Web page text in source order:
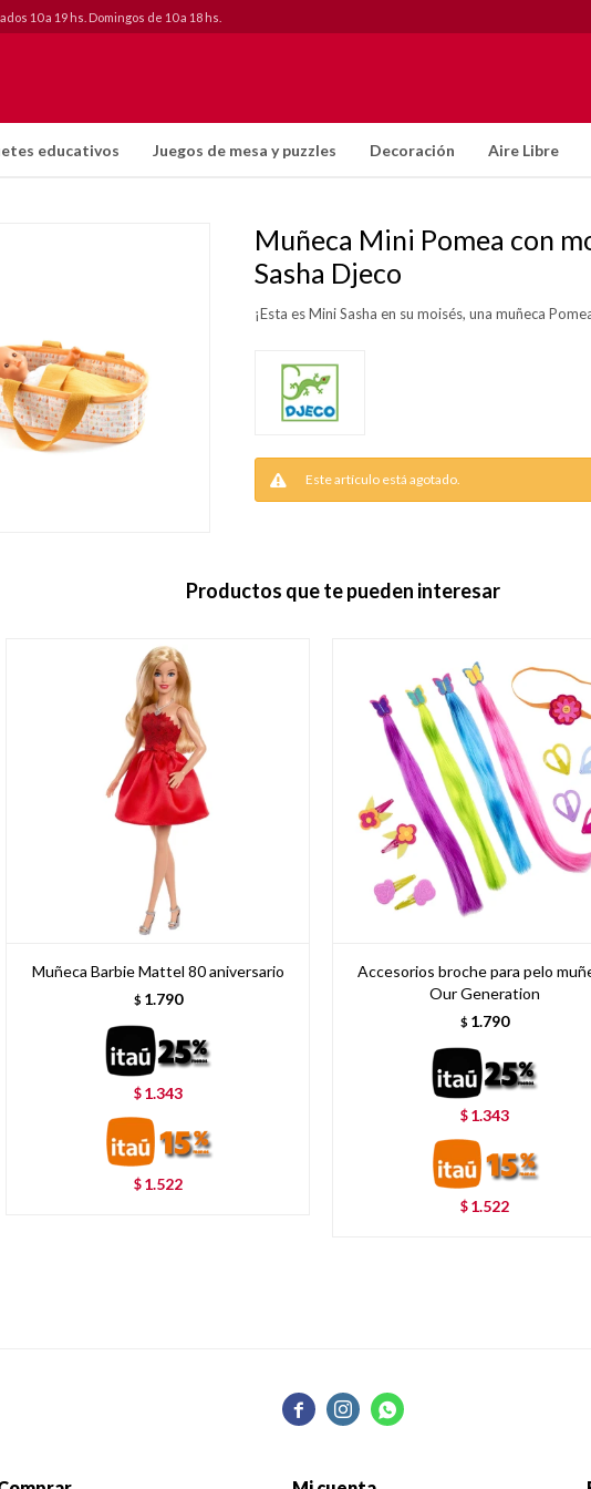
educativos Juegos de mesa y puzzles Decoración Aire Libre
10 a 19 hs. Domingos de 10 a 18 hs.
Muñeca Mini Pomea con
Sasha Djeco
¡Esta es Mini Sasha en su moisés, una muñeca
Este artículo está agotado.
Productos que te pueden interesar
Muñeca Barbie Mattel 80 aniversario
$ 1.790
$ 1.343
$ 1.522
Accesorios broche para pelo
Our Generation
$ 1.790
$ 1.343
$ 1.522
  